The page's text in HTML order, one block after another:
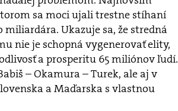
sa moci ujali trestne stíhaní
Ukazuje sa, že stredná
nie je schopná vygenerovať elity,
a prosperitu 65 miliónov ľudí.
– Okamura – Turek, ale aj v
a Maďarska s vlastnou